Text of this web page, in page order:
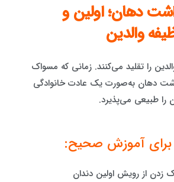
دهان؛ اولین و
والدین
را تقلید می‌کنند. زمانی که مسواک
دهان به‌صورت یک عادت خانوادگی
را طبیعی می‌پذیرد.
برای آموزش صحیح:
زدن از رویش اولین دندان